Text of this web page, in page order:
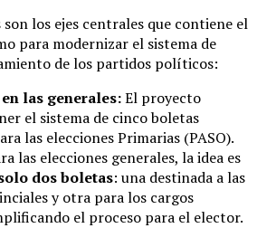
los ejes centrales que contiene el
para modernizar el sistema de
de los partidos políticos:
las generales:El proyecto
el sistema de cinco boletas
las elecciones Primarias (PASO).
las elecciones generales, la idea es
dos boletas: una destinada a las
y otra para los cargos
el proceso para el elector.